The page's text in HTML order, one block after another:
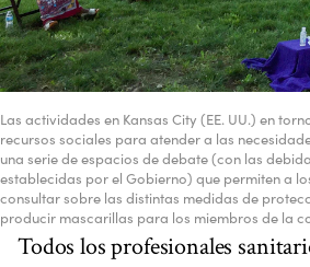
Las actividades en Kansas City (EE. UU.) en
recursos sociales para atender a las
una serie de espacios de debate (con las
establecidas por el Gobierno) que permiten a
consultar sobre las distintas medidas de
producir mascarillas para los miembros de la
Todos los profesionales